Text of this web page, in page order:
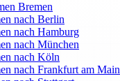
Bremen
nach Berlin
nach Hamburg
nach München
nach Köln
nach Frankfurt am Main